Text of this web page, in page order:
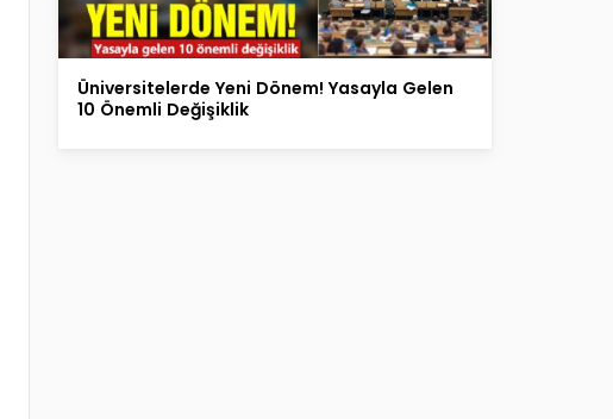
Üniversitelerde Yeni Dönem! Yasayla Gelen
10 Önemli Değişiklik